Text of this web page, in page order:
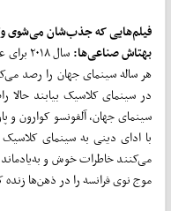
فیلم‌هایی که جذب‌شان می‌شوی
بهتاش صناعیها:
سال
هر ساله سینمای جهان را رصد
در سینمای کلاسیک بیابند
سینمای جهان، آلفونسو کوارون و
با ادای دینی به سینمای
می‌کنند خاطرات خوش و
موج نوی فرانسه را در ذهن‌ها زنده